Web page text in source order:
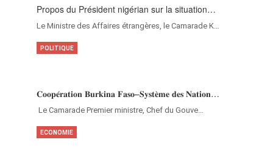
Propos du Président nigérian sur la situation…
Le Ministre des Affaires étrangères, le Camarade K…
𝐂𝐨𝐨𝐩𝐞́𝐫𝐚𝐭𝐢𝐨𝐧 𝐁𝐮𝐫𝐤𝐢𝐧𝐚 𝐅𝐚𝐬𝐨–𝐒𝐲𝐬𝐭𝐞̀𝐦𝐞 𝐝𝐞𝐬 𝐍𝐚𝐭𝐢𝐨𝐧…
‎Le Camarade Premier ministre, Chef du Gouve…
POLITIQUE
ECONOMIE